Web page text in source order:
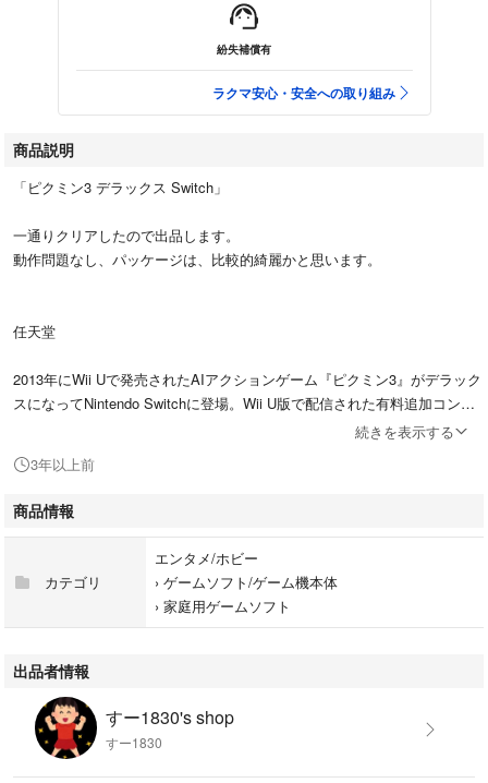
紛失補償有
ラクマ安心・安全への取り組み
商品説明
「ピクミン3 デラックス Switch」
一通りクリアしたので出品します。
動作問題なし、パッケージは、比較的綺麗かと思います。
任天堂
2013年にWii Uで発売されたAIアクションゲーム『ピクミン3』がデラック
スになってNintendo Switchに登場。Wii U版で配信された有料追加コンテ
ンツがすべて収録されているほか、オリマーたちが活躍するサイドストー
態が…
#任天堂
#ゲームソフト/ゲーム機本体
#家庭用ゲームソフト
続きを表示する
3年以上前
商品情報
カテゴリ
エンタメ/ホビー
› ゲームソフト/ゲーム機本体
› 家庭用ゲームソフト
出品者情報
すー1830's shop
すー1830